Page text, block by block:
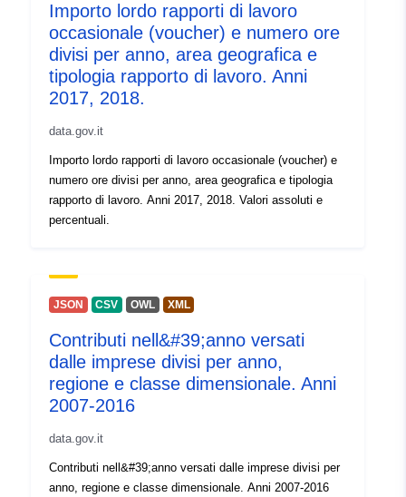
Importo lordo rapporti di lavoro
occasionale (voucher) e numero ore
divisi per anno, area geografica e
tipologia rapporto di lavoro. Anni
2017, 2018.
data.gov.it
Importo lordo rapporti di lavoro occasionale (voucher) e
numero ore divisi per anno, area geografica e tipologia
rapporto di lavoro. Anni 2017, 2018. Valori assoluti e
percentuali.
JSON CSV OWL XML
Contributi nell&#39;anno versati
dalle imprese divisi per anno,
regione e classe dimensionale. Anni
2007-2016
data.gov.it
Contributi nell&#39;anno versati dalle imprese divisi per
anno, regione e classe dimensionale. Anni 2007-2016